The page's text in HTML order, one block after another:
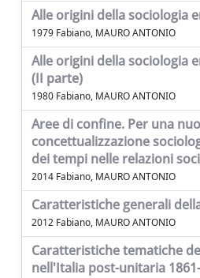
Alle origini della sociologia
1979 Fabiano, MAURO ANTONIO
Alle origini della sociologia
(II parte)
1980 Fabiano, MAURO ANTONIO
Aree di confine. Per una
concettualizzazione
dei tempi nelle relazioni
2014 Fabiano, MAURO ANTONIO
Caratteristiche generali
2012 Fabiano, MAURO ANTONIO
Caratteristiche tematiche
nell'Italia post-unitaria